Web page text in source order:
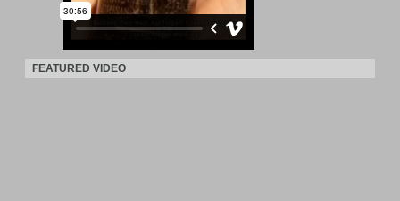
FEATURED VIDEO